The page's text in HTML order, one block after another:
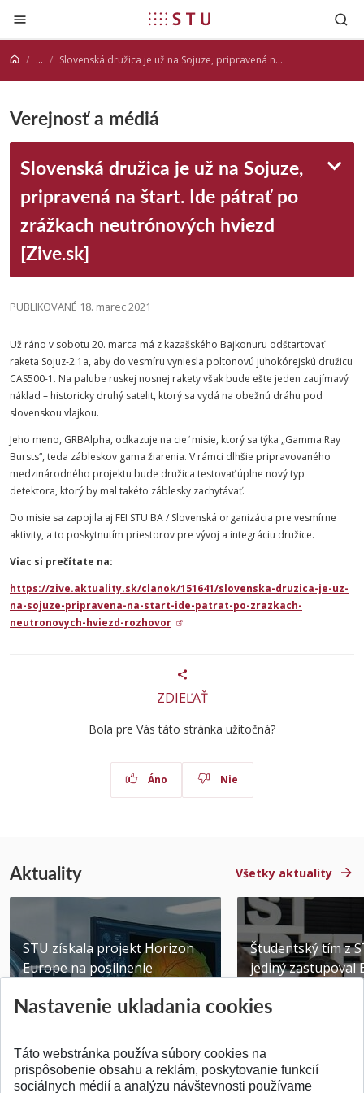
Prejsť na obsah
... Slovenská družica je už na Sojuze, pripravená na štart. Ide pátrať po zrážkach neutrónových hviezd [Zive.sk]
Verejnosť a médiá
Slovenská družica je už na Sojuze,
pripravená na štart. Ide pátrať po
zrážkach neutrónových hviezd
[Zive.sk]
PUBLIKOVANÉ 18. marec 2021
Už ráno v sobotu 20. marca má z kazašského Bajkonuru odštartovať
raketa Sojuz-2.1a, aby do vesmíru vyniesla poltonovú juhokórejskú družicu
CAS500-1. Na palube ruskej nosnej rakety však bude ešte jeden zaujímavý
náklad – historicky druhý satelit, ktorý sa vydá na obežnú dráhu pod
slovenskou vlajkou.
Jeho meno, GRBAlpha, odkazuje na cieľ misie, ktorý sa týka „Gamma Ray
Bursts“, teda zábleskov gama žiarenia. V rámci dlhšie pripravovaného
medzinárodného projektu bude družica testovať úplne nový typ
detektora, ktorý by mal takéto záblesky zachytávať.
Do misie sa zapojila aj FEI STU BA / Slovenská organizácia pre vesmírne
aktivity, a to poskytnutím priestorov pre vývoj a integráciu družice.
Viac si prečítate na:
https://zive.aktuality.sk/clanok/151641/slovenska-druzica-je-uz-
na-sojuze-pripravena-na-start-ide-patrat-po-zrazkach-
neutronovych-hviezd-rozhovor
ZDIEĽAŤ
Bola pre Vás táto stránka užitočná?
Áno Nie
Aktuality Všetky aktuality
STU získala projekt Horizon
Europe na posilnenie
Publikované 31.07.2026
Študentský tím z
jediný zastupoval
Publikované
Nastavenie ukladania cookies
Táto webstránka používa súbory cookies na
prispôsobenie obsahu a reklám, poskytovanie funkcií
sociálnych médií a analýzu návštevnosti používame